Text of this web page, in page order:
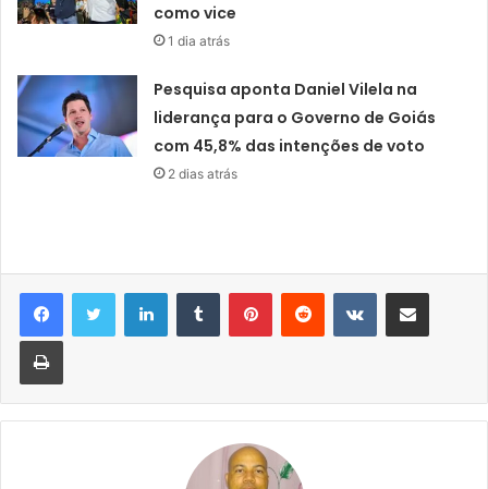
como vice
1 dia atrás
Pesquisa aponta Daniel Vilela na
liderança para o Governo de Goiás
com 45,8% das intenções de voto
2 dias atrás
LinkedinTumblr PinterestReddit VK Compartilhar via e-mail
Imprimir